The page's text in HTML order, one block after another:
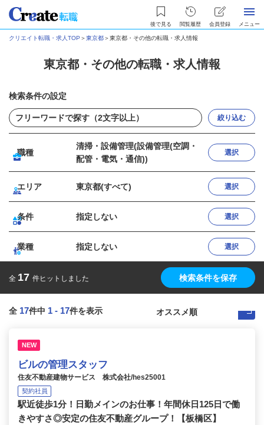
後で見る 閲覧履歴 会員登録 メニュー
クリエイト転職・求人TOP ＞東京都＞東京都・その他の転職・求人情報
東京都・その他の転職・求人情報
検索条件の設定
絞り込む
職種
清掃・設備管理(設備管理(空調・
配管・電気・通信))
選択
エリア 東京都(すべて) 選択
条件 指定しない 選択
業種 指定しない 選択
全 17 件ヒットしました 検索条件を保存
全 17件中 1 - 17件を表示
NEW
ビルの管理スタッフ
住友不動産建物サービス 株式会社/hes25001
契約社員
駅近徒歩1分！日勤メインのお仕事！年間休日125日で働
きやすさ◎安定の住友不動産グループ！【板橋区】